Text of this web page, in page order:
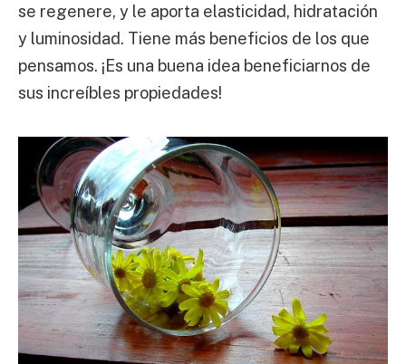
se regenere, y le aporta elasticidad, hidratación
y luminosidad. Tiene más beneficios de los que
pensamos. ¡Es una buena idea beneficiarnos de
sus increíbles propiedades!